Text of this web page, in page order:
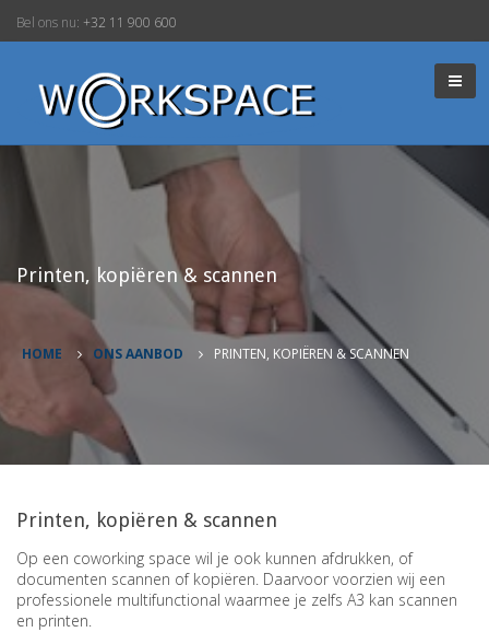
Bel ons nu: +32 11 900 600
Printen, kopiëren & scannen
HOME ONS AANBOD PRINTEN, KOPIËREN & SCANNEN
Printen, kopiëren & scannen
Op een coworking space wil je ook kunnen afdrukken, of
documenten scannen of kopiëren. Daarvoor voorzien wij een
professionele multifunctional waarmee je zelfs A3 kan scannen
en printen.